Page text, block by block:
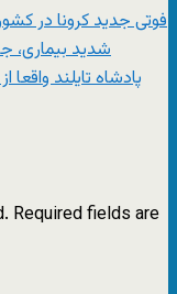
شدید بیماری، جان باختن
Required fields are